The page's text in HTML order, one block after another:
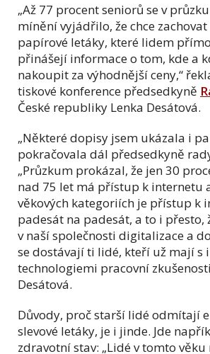
„Až 77 procent seniorů se v
mínění vyjádřilo, že chce
papírové letáky, které lidem
přinášejí informace o tom, kde a
nakoupit za výhodnější ceny,“
tiskové konference předsedkyně
České republiky Lenka Desátová.
„Některé dopisy jsem ukázala i
pokračovala dál předsedkyně
„Průzkum prokázal, že jen 30
nad 75 let má přístup k internetu
věkových kategoriích je přístup k
padesát na padesát, a to i přesto,
v naší společnosti digitalizace a
se dostávají ti lidé, kteří už mají s
technologiemi pracovní
Desátová.
Důvody, proč starší lidé odmítají
slevové letáky, je i jinde. Jde
zdravotní stav: „Lidé v tomto